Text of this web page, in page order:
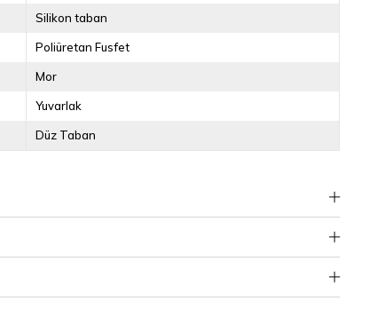
Silikon taban
Poliüretan Fusfet
Mor
Yuvarlak
Düz Taban